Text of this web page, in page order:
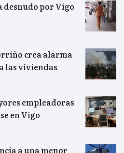
desnudo por Vigo
crea alarma
las viviendas
empleadoras
en Vigo
a una menor